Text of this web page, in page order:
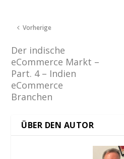
Vorherige
Der indische
eCommerce Markt –
Part. 4 – Indien
eCommerce
Branchen
ÜBER DEN AUTOR